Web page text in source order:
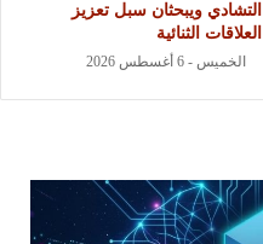
التشادي ويبحثان سبل تعزيز
العلاقات الثنائية
الخميس - 6 أغسطس 2026